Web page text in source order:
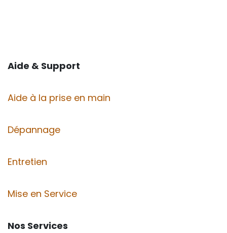
Aide & Support
Aide à la prise en main
Dépannage
Entretien
Mise en Service
Nos Services